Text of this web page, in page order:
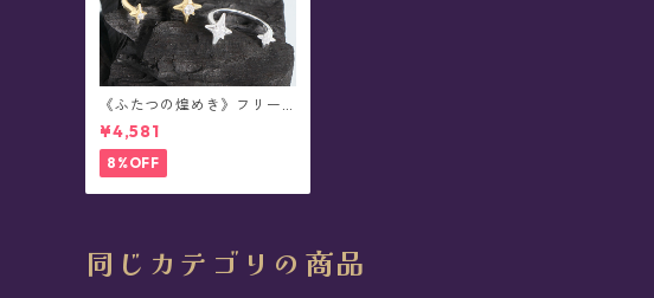
《ふたつの煌めき》フリー
サイズ・シルバーリング(全
2色)
¥4,581
8%OFF
同じカテゴリの商品